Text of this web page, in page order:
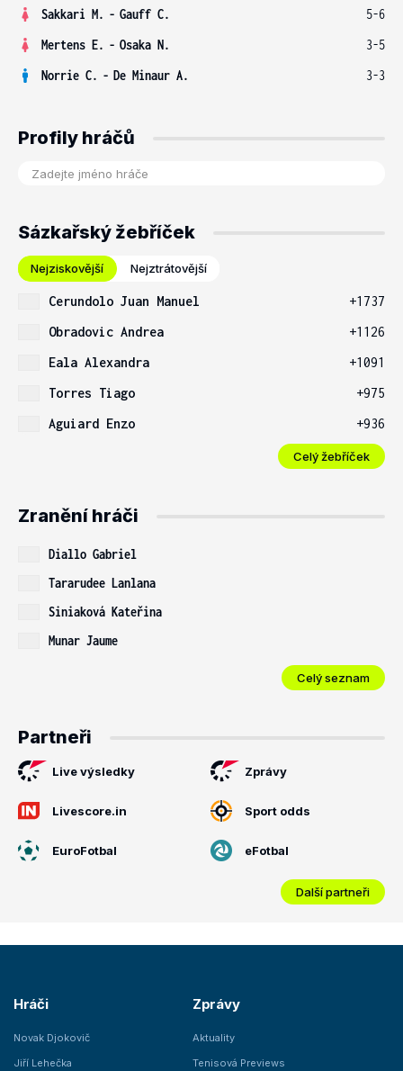
Sakkari M. - Gauff C.
5-6
Mertens E. - Osaka N.
3-5
Norrie C. - De Minaur A. 3-3
Profily hráčů
Sázkařský žebříček
Nejziskovější Nejztrátovější
Cerundolo Juan Manuel
+1737
Obradovic Andrea
+1126
Eala Alexandra
+1091
Torres Tiago
+975
Aguiard Enzo
+936
Celý žebříček
Zranění hráči
Diallo Gabriel
Tararudee Lanlana
Siniaková Kateřina
Munar Jaume
Celý seznam
Partneři
Live výsledky Zprávy
Livescore.in Sport odds
EuroFotbal eFotbal
Další partneři
Hráči
Novak Djokovič
Jiří Lehečka
Zprávy
Aktuality
Tenisová Previews